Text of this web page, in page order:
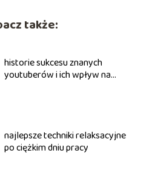
także:
historie sukcesu znanych
youtuberów i ich wpływ na
najlepsze techniki relaksacyjne
po ciężkim dniu pracy